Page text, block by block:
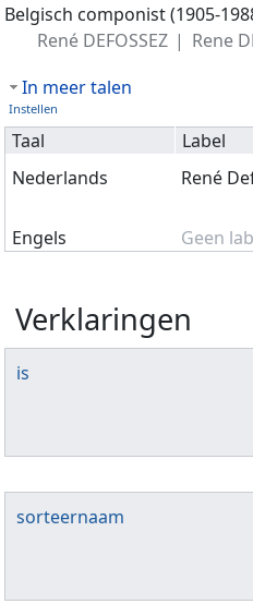
Ga naar: navigatie,zoeken
Belgisch componist (1905-
René DEFOSSEZ
Rene
In meer talen
Instellen
Taal Label
Nederlands
René
Engels
Geen
Verklaringen
is
sorteernaam